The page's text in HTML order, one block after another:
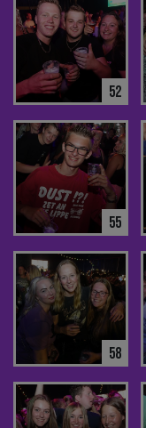
52
55
58